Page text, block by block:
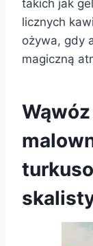
takich jak
licznych
ożywa, gdy
magiczną